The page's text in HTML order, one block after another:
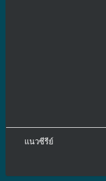
แนวซีรีย์